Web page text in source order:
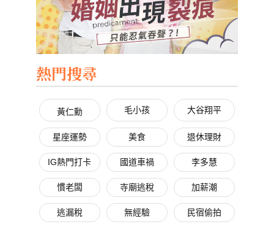
熱門搜尋
黃仁勳 毛小孩 大谷翔平
星座運勢 美食 退休理財
IG熱門打卡 國道車禍 李多慧
慣老闆 寺廟逃稅 加薪潮
逃漏稅 無經驗 民宿偷拍